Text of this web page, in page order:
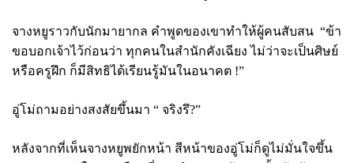
จางหยูราวกับนักมายากล คำพูดของเขาทำให้ผู้คนสับสน “ข้า
ขอบอกเจ้าไว้ก่อนว่า ทุกคนในสำนักคังเฉียง ไม่ว่าจะเป็นศิษย์
หรือครูฝึก ก็มีสิทธิได้เรียนรู้มันในอนาคต !”
อู่โม่ถามอย่างสงสัยขึ้นมา “ จริงรึ?”
หลังจากที่เห็นจางหยูพยักหน้า สีหน้าของอู่โม่ก็ดูไม่มั่นใจขึ้น